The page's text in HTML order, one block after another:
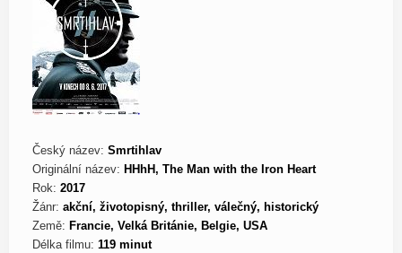
Český název: Smrtihlav
Originální název: HHhH, The Man with the Iron Heart
Rok: 2017
Žánr: akční, životopisný, thriller, válečný, historický
Země: Francie, Velká Británie, Belgie, USA
Délka filmu: 119 minut